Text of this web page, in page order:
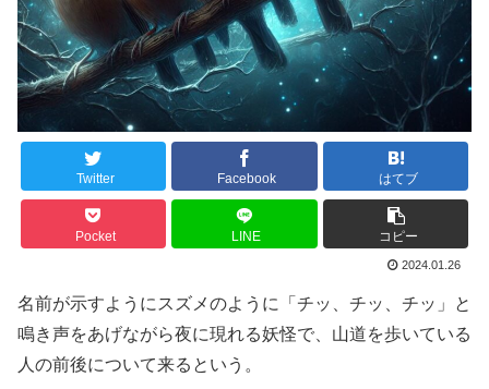
Twitter Facebook はてブ
Pocket LINE コピー
2024.01.26
名前が示すようにスズメのように「チッ、チッ、チッ」と
鳴き声をあげながら夜に現れる妖怪で、山道を歩いている
人の前後について来るという。